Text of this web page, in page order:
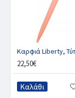
22,50€
Καλάθι